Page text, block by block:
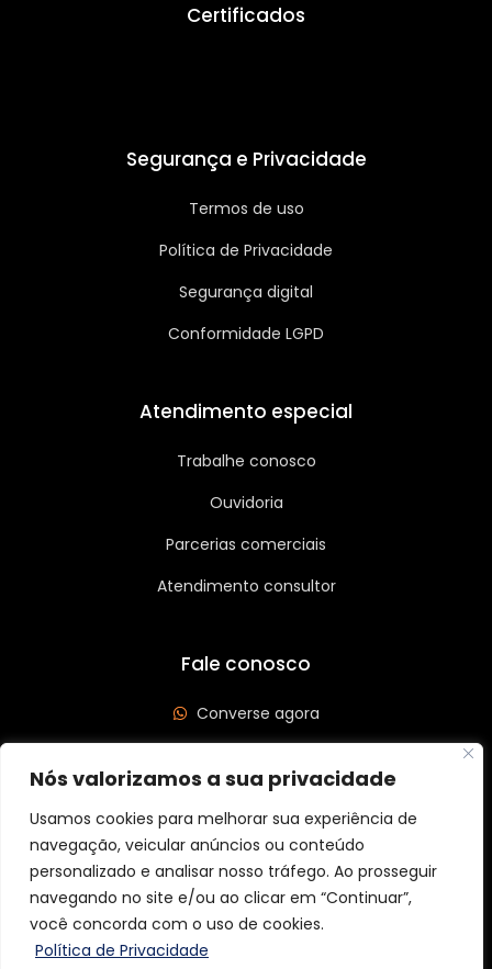
Nós valorizamos a sua privacidade
Usamos cookies para melhorar sua experiência de
navegação, veicular anúncios ou conteúdo
personalizado e analisar nosso tráfego. Ao prosseguir
navegando no site e/ou ao clicar em “Continuar”,
você concorda com o uso de cookies.
Política de Privacidade
Certificados
Segurança e Privacidade
Termos de uso
Política de Privacidade
Segurança digital
Conformidade LGPD
Atendimento especial
Trabalhe conosco
Ouvidoria
Parcerias comerciais
Atendimento consultor
Fale conosco
Converse agora
Av. Leste Oeste, Qd 562 Lt 03, St São José, Goiânia/GO
CEP: 74440-185
Copyright © 2026 Aider Graff. Todos os direitos reservados.